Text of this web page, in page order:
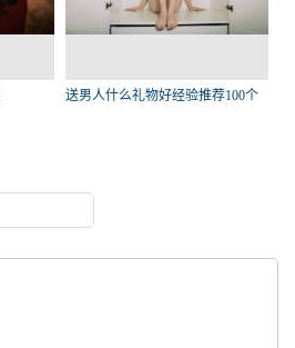
送男人什么礼物好经验推荐100个